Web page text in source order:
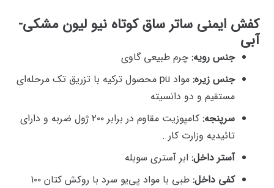
کفش ایمنی ساتر ساق کوتاه نیو لیون مشکی-
آبی
جنس رویه: چرم طبیعی گاوی
جنس زیره:
مواد pu محصول ترکیه با تزریق تک مرحله‌ای
مستقیم و دو دانسیته
سرپنجه:
کامپوزیت مقاوم در برابر ۲۰۰ ژول ‌ضربه و دارای
تائیدیه وزارت کار .
آستر داخل: ابر آستری سوبله
کفی داخل:
طبی با مواد پی‌یو سرد با روکش کتان ۱۰۰